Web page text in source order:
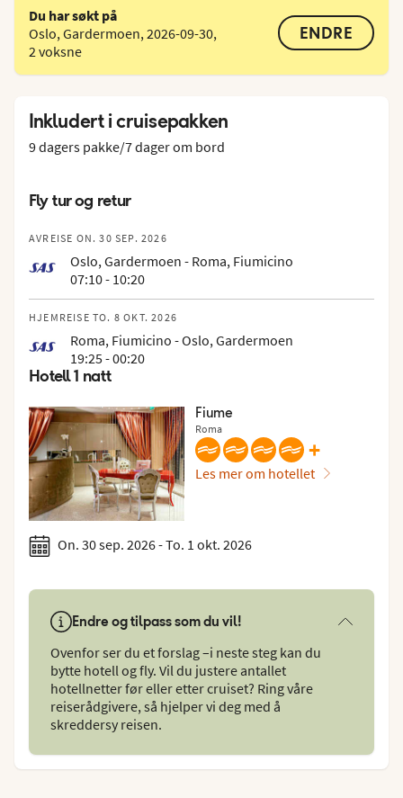
Du har søkt på
Oslo, Gardermoen, 2026-09-30,
2 voksne
ENDRE
Inkludert i cruisepakken
9 dagers pakke/7 dager om bord
Fly tur og retur
AVREISE ON. 30 SEP. 2026
Oslo, Gardermoen - Roma, Fiumicino
07:10 - 10:20
HJEMREISE TO. 8 OKT. 2026
Roma, Fiumicino - Oslo, Gardermoen
19:25 - 00:20
Hotell 1 natt
Fiume
Roma
+
Les mer om hotellet
On. 30 sep. 2026 - To. 1 okt. 2026
Endre og tilpass som du vil!
Ovenfor ser du et forslag –i neste steg kan du
bytte hotell og fly. Vil du justere antallet
hotellnetter før eller etter cruiset? Ring våre
reiserådgivere, så hjelper vi deg med å
skreddersy reisen.